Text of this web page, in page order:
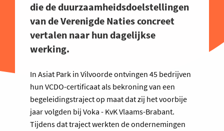
die de duurzaamheidsdoelstellingen
van de Verenigde Naties concreet
vertalen naar hun dagelijkse
werking.
In Asiat Park in Vilvoorde ontvingen 45 bedrijven
hun VCDO-certificaat als bekroning van een
begeleidingstraject op maat dat zij het voorbije
jaar volgden bij Voka - KvK Vlaams-Brabant.
Tijdens dat traject werkten de ondernemingen